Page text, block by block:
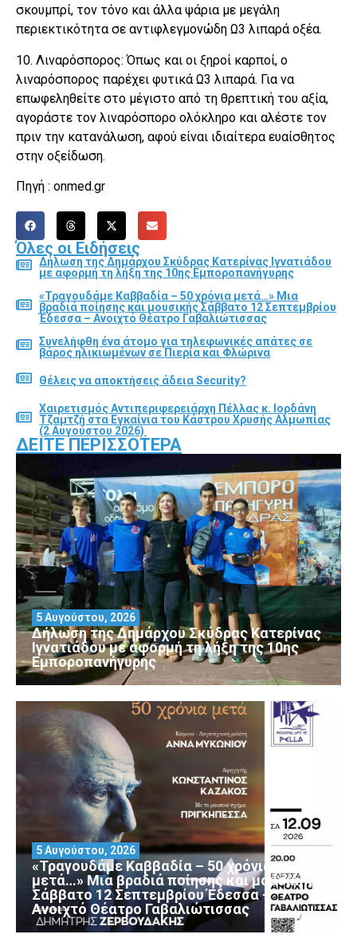
σκουμπρί, τον τόνο και άλλα ψάρια με μεγάλη
περιεκτικότητα σε αντιφλεγμονώδη Ω3 λιπαρά οξέα.
10. Λιναρόσπορος: Όπως και οι ξηροί καρποί, ο
λιναρόσπορος παρέχει φυτικά Ω3 λιπαρά. Για να
επωφεληθείτε στο μέγιστο από τη θρεπτική του αξία,
αγοράστε τον λιναρόσπορο ολόκληρο και αλέστε τον
πριν την κατανάλωση, αφού είναι ιδιαίτερα ευαίσθητος
στην οξείδωση.
Πηγή : onmed.gr
Όλες οι Ειδήσεις
Δήλωση της Δημάρχου Σκύδρας Κατερίνας Ιγνατιάδου
με αφορμή τη λήξη της 10ης Εμποροπανήγυρης
«Τραγουδάμε Καββαδία – 50 χρόνια μετά…» Μια
βραδιά ποίησης και μουσικής Σάββατο 12 Σεπτεμβρίου
Έδεσσα – Ανοιχτό Θέατρο Γαβαλιώτισσας
Συνελήφθη ένα άτομο για τηλεφωνικές απάτες σε
βάρος ηλικιωμένων σε Πιερία και Φλώρινα
Θέλεις να αποκτήσεις άδεια Security?
Χαιρετισμός Αντιπεριφερειάρχη Πέλλας κ. Ιορδάνη
Τζαμτζή στα Εγκαίνια του Κάστρου Χρυσής Αλμωπίας
(2 Αυγούστου 2026)
ΔΕΊΤΕ ΠΕΡΙΣΣΌΤΕΡΑ
Δήλωση της Δημάρχου Σκύδρας Κατερίνας
Ιγνατιάδου με αφορμή τη λήξη της 10ης
Εμποροπανήγυρης
5 Αυγούστου, 2026
«Τραγουδάμε Καββαδία – 50 χρόνια
μετά…» Μια βραδιά ποίησης και μουσικής
Σάββατο 12 Σεπτεμβρίου Έδεσσα –
Ανοιχτό Θέατρο Γαβαλιώτισσας
5 Αυγούστου, 2026